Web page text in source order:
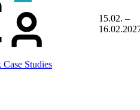
Studies
15.02. –